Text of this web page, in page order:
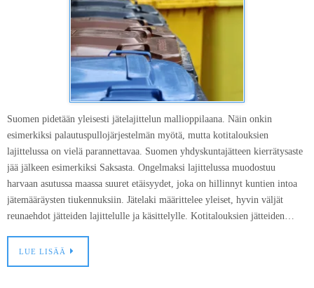
Suomen pidetään yleisesti jätelajittelun mallioppilaana. Näin onkin
esimerkiksi palautuspullojärjestelmän myötä, mutta kotitalouksien
lajittelussa on vielä parannettavaa. Suomen yhdyskuntajätteen kierrätysaste
jää jälkeen esimerkiksi Saksasta. Ongelmaksi lajittelussa muodostuu
harvaan asutussa maassa suuret etäisyydet, joka on hillinnyt kuntien intoa
jätemääräysten tiukennuksiin. Jätelaki määrittelee yleiset, hyvin väljät
reunaehdot jätteiden lajittelulle ja käsittelylle. Kotitalouksien jätteiden…
LUE LISÄÄ